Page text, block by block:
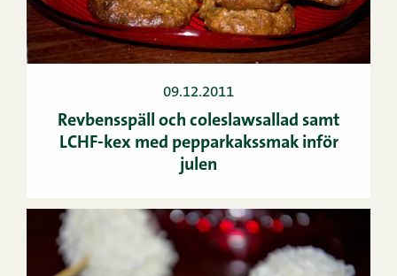
09.12.2011
Revbensspäll och coleslawsallad samt
LCHF-kex med pepparkakssmak inför
julen